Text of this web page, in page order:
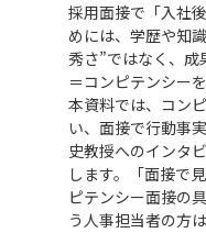
採用面接で「入社
めには、学歴や知
秀さ”ではなく、
＝コンピテンシー
本資料では、コン
い、面接で行動事
史教授へのインタ
します。「面接で
ピテンシー面接の
う人事担当者の方